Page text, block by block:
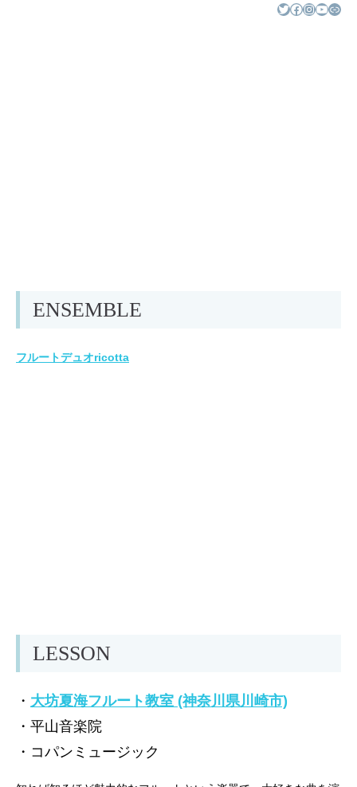
Twitter Facebook InstagramYouTube リンク
ENSEMBLE
フルートデュオricotta
LESSON
・ 大坊夏海フルート教室 (神奈川県川崎市)
・平山音楽院
・コパンミュージック